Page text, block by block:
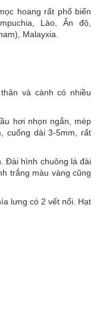
hoang rất phổ biến
Lào, Ấn độ,
Malayxia.
và cành có nhiều
hơi nhọn ngắn, mép
cuống dài 3-5mm, rất
Đài hình chuông lá đài
trắng màu vàng cũng
lưng có 2 vết nổi. Hạt